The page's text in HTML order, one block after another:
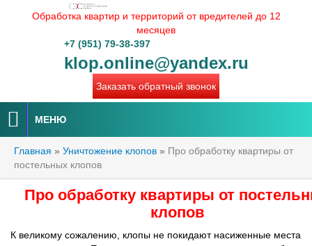
Обработка квартир и территорий от вредителей до 12
месяцев
+7 (951) 79-38-397
klop.online@yandex.ru
Заказать обратный звонок
МЕНЮ
Главная » Уничтожение клопов » Про обработку квартиры от
постельных клопов
Про обработку квартиры от
клопов
К великому сожалению, клопы не покидают насиженные места